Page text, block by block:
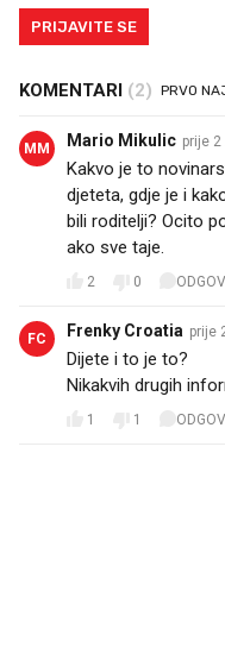
PRIJAVITE SE
KOMENTARI (2)
MM Mario Mikulic prije
Kakvo je to
djeteta, gdje je i
bili roditelji? Ocito
ako sve taje.
2 0
FC Frenky Croatia prije
Dijete i to je to?
Nikakvih drugih
1 1